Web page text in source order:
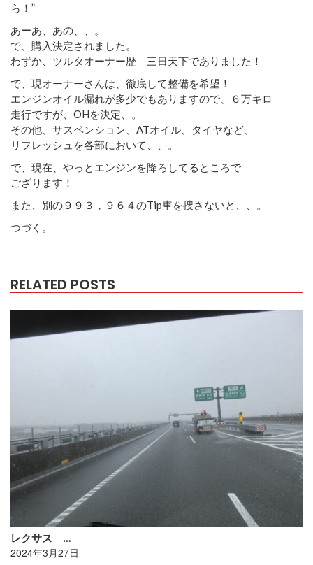
ら！”
あーあ、あの、、。
で、購入決定されました。
わずか、ツルタオーナー歴 三日天下でありました！
で、現オーナーさんは、徹底して整備を希望！
エンジンオイル漏れが多少でもありますので、６万キロ
走行ですが、OHを決定、。
その他、サスペンション、ATオイル、タイヤなど、
リフレッシュを各部において、、。
で、現在、やっとエンジンを降ろしてるところで
ござります！
また、別の９９３，９６４のTip車を捜さないと、、。
つづく。
RELATED POSTS
レクサス …
2024年3月27日